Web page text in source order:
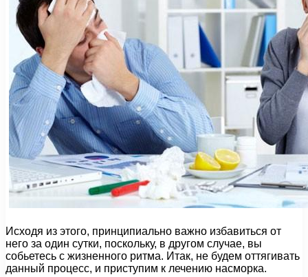
Исходя из этого, принципиально важно избавиться от
него за один сутки, поскольку, в другом случае, вы
собьетесь с жизненного ритма. Итак, не будем оттягивать
данный процесс, и приступим к лечению насморка.